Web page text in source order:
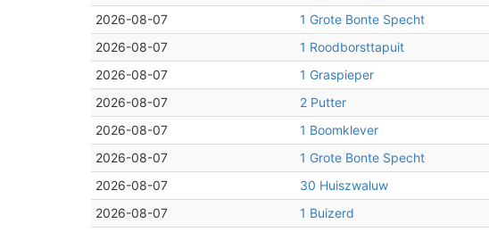
2026-08-07
1 Grote Bonte Specht
2026-08-07
1 Roodborsttapuit
2026-08-07
1 Graspieper
2026-08-07
2 Putter
2026-08-07
1 Boomklever
2026-08-07
1 Grote Bonte Specht
2026-08-07
30 Huiszwaluw
2026-08-07
1 Buizerd
4